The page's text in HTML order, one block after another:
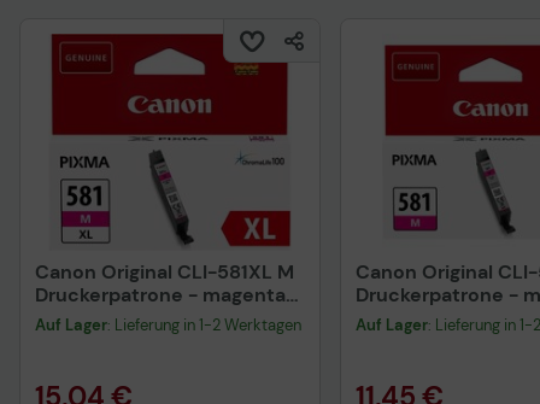
Canon Original CLI-581XL M
Druckerpatrone - magenta
(2050C001)
Auf Lager: Lieferung in 1-2 Werktagen
15,04 €
Canon Original
Druckerpatrone -
(2104C001)
Auf Lager: Lieferung in
11,45 €